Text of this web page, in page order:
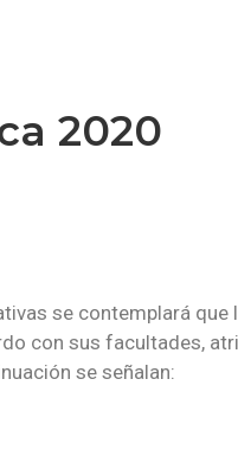
2020
se contemplará
con sus facultades,
se señalan: